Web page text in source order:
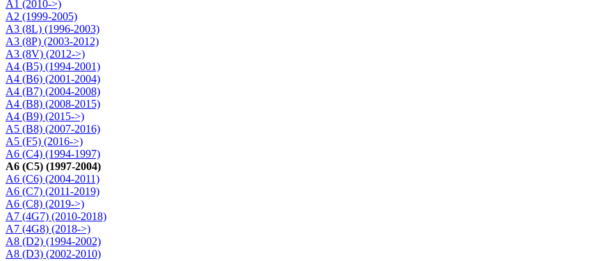
A1 (2010->)
A2 (1999-2005)
A3 (8L) (1996-2003)
A3 (8P) (2003-2012)
A3 (8V) (2012->)
A4 (B5) (1994-2001)
A4 (B6) (2001-2004)
A4 (B7) (2004-2008)
A4 (B8) (2008-2015)
A4 (B9) (2015->)
A5 (B8) (2007-2016)
A5 (F5) (2016->)
A6 (C4) (1994-1997)
A6 (C5) (1997-2004)
A6 (C6) (2004-2011)
A6 (C7) (2011-2019)
A6 (C8) (2019->)
A7 (4G7) (2010-2018)
A7 (4G8) (2018->)
A8 (D2) (1994-2002)
A8 (D3) (2002-2010)